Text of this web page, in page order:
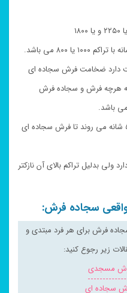
دارد ضخامت فرش سجاده ای
هرچه فرش و سجاده فرش
باشد.
بنابراین بیشتر به سراغ سجاده فرش ۵۰۰ شانه می روند تا فرش سجاده ای
زیبایی دارد ولی بدلیل تراکم بالای آن نازکتر
سجاده فرش:
فرش برای هر فرد مبتدی و
زیر رجوع کنید:
مسجدی
سجاده ای